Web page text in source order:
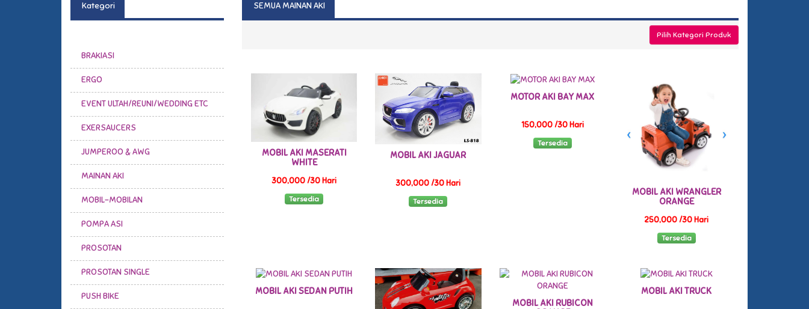
Kategori
BRAKIASI
ERGO
EVENT ULTAH/REUNI/WEDDING ETC
EXERSAUCERS
JUMPEROO & AWG
MAINAN AKI
MOBIL-MOBILAN
POMPA ASI
PROSOTAN
PROSOTAN SINGLE
PUSH BIKE
SEMUA MAINAN AKI
Pilih Kategori Produk
MOBIL AKI MASERATI
WHITE
300,000 /30 Hari
Tersedia
MOBIL AKI JAGUAR
300,000 /30 Hari
Tersedia
MOTOR AKI BAY MAX
150,000 /30 Hari
Tersedia
MOBIL AKI WRANGLER
ORANGE
250,000 /30 Hari
Tersedia
MOBIL AKI SEDAN PUTIH
MOBIL AKI RUBICON
MOBIL AKI TRUCK